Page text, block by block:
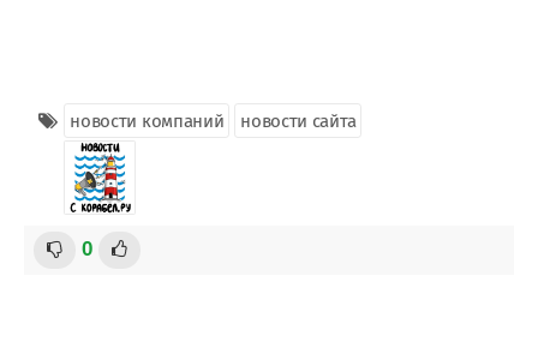
новости компаний новости сайта
0